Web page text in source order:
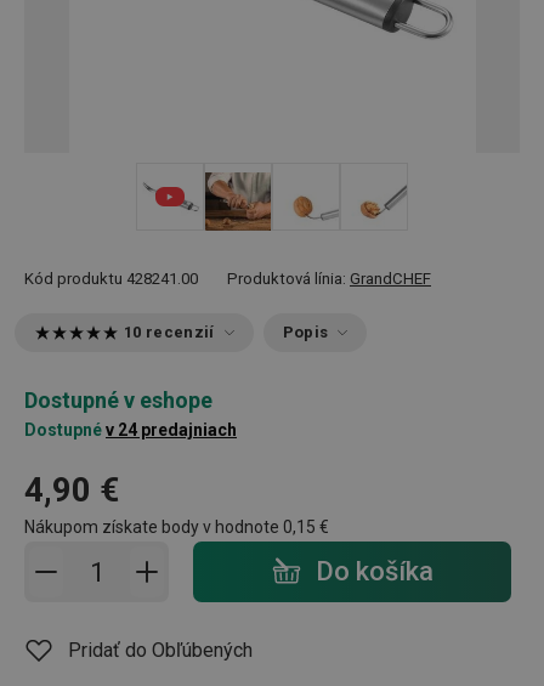
Kód produktu 428241.00 Produktová línia: GrandCHEF
10 recenzií Popis
Dostupné v eshope
Dostupnév 24 predajniach
4,90 €
Nákupom získate body v hodnote 0,15 €
Pridať do košíka - počet Do košíka
Pridať do Obľúbených